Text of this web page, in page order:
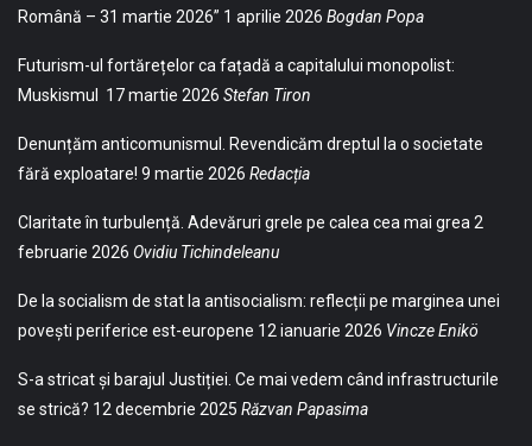
Română – 31 martie 2026” 1 aprilie 2026 Bogdan Popa
Futurism-ul fortărețelor ca fațadă a capitalului monopolist:
Muskismul 17 martie 2026 Stefan Tiron
Denunțăm anticomunismul. Revendicăm dreptul la o societate
fără exploatare! 9 martie 2026 Redacția
Claritate în turbulență. Adevăruri grele pe calea cea mai grea 2
februarie 2026 Ovidiu Tichindeleanu
De la socialism de stat la antisocialism: reflecții pe marginea unei
povești periferice est-europene 12 ianuarie 2026 Vincze Enikö
S-a stricat și barajul Justiției. Ce mai vedem când infrastructurile
se strică? 12 decembrie 2025 Răzvan Papasima